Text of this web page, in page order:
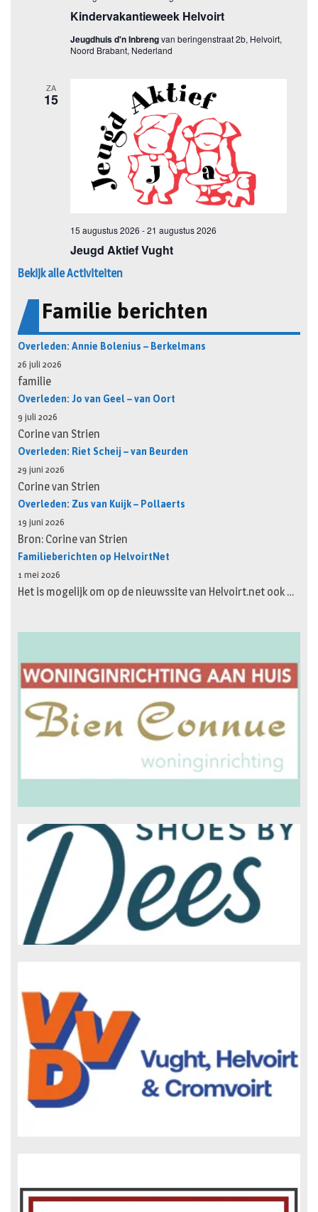
Bekijk alle Activiteiten
Familie berichten
Overleden: Annie Bolenius – Berkelmans
26 juli 2026
familie
Overleden: Jo van Geel – van Oort
9 juli 2026
Corine van Strien
Overleden: Riet Scheij – van Beurden
29 juni 2026
Corine van Strien
Overleden: Zus van Kuijk – Pollaerts
19 juni 2026
Bron: Corine van Strien
Familieberichten op HelvoirtNet
1 mei 2026
Het is mogelijk om op de nieuwssite van Helvoirt.net ook …